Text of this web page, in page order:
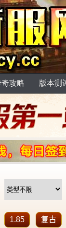
攻略 版本测